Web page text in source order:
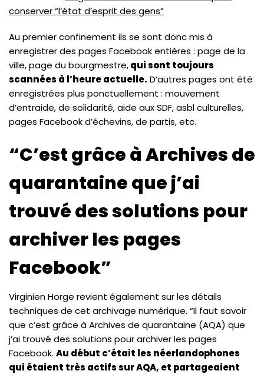
conserver “l’état d’esprit des gens”
Au premier confinement ils se sont donc mis à
enregistrer des pages Facebook entières : page de la
ville, page du bourgmestre,qui sont toujours
scannées à l’heure actuelle. D’autres pages ont été
enregistrées plus ponctuellement : mouvement
d’entraide, de solidarité, aide aux SDF, asbl culturelles,
pages Facebook d’échevins, de partis, etc.
“C’est grâce à Archives de
quarantaine que j’ai
trouvé des solutions pour
archiver les pages
Facebook”
Virginien Horge revient également sur les détails
techniques de cet archivage numérique. “Il faut savoir
que c’est grâce à Archives de quarantaine (AQA) que
j’ai trouvé des solutions pour archiver les pages
Facebook. Au début c’était les néerlandophones
qui étaient très actifs sur AQA, et partageaient